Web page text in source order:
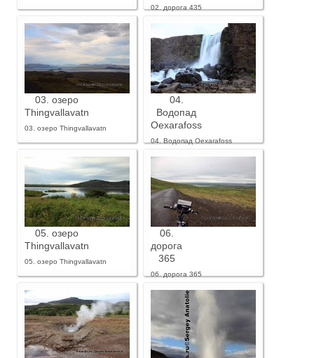
02. дорога 435
03. озеро
Thingvallavatn
03. озеро Thingvallavatn
04.
Водопад
Oexarafoss
04. Водопад Oexarafoss
05. озеро
Thingvallavatn
05. озеро Thingvallavatn
06.
дорога
365
06. дорога 365